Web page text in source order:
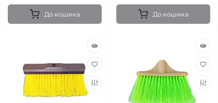
До кошика До кошика